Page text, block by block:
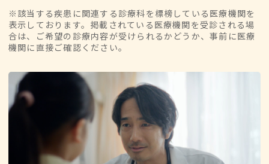
※該当する疾患に関連する診療科を標榜している医療機関を
表示しております。掲載されている医療機関を受診される場
合は、ご希望の診療内容が受けられるかどうか、事前に医療
機関に直接ご確認ください。